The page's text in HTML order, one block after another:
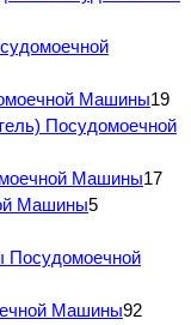
Машины19
Посудомоечной
Машины17
Машины5
Посудомоечной
Машины92